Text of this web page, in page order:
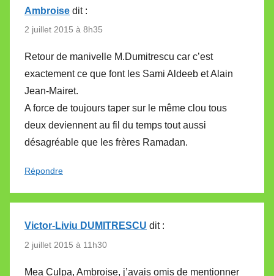
Ambroise dit :
2 juillet 2015 à 8h35
Retour de manivelle M.Dumitrescu car c’est
exactement ce que font les Sami Aldeeb et Alain
Jean-Mairet.
A force de toujours taper sur le même clou tous
deux deviennent au fil du temps tout aussi
désagréable que les frères Ramadan.
Répondre
Victor-Liviu DUMITRESCU dit :
2 juillet 2015 à 11h30
Mea Culpa, Ambroise, j’avais omis de mentionner